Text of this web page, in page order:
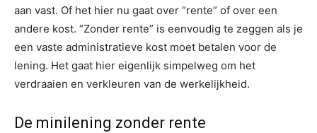
aan vast. Of het hier nu gaat over “rente” of over een
andere kost. “Zonder rente” is eenvoudig te zeggen als je
een vaste administratieve kost moet betalen voor de
lening. Het gaat hier eigenlijk simpelweg om het
verdraaien en verkleuren van de werkelijkheid.
De minilening zonder rente